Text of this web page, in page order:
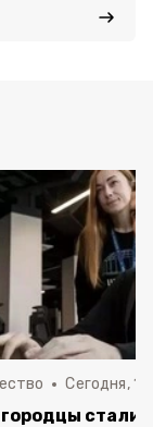
Сегодня,
стали